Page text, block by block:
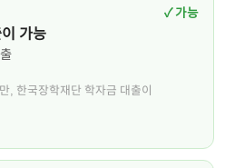
✓ 가능
가능
, 한국장학재단 학자금 대출이